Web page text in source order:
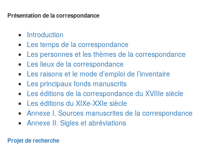
Présentation de la correspondance
Introduction
Les temps de la correspondance
Les personnes et les thèmes de la correspondance
Les lieux de la correspondance
Les raisons et le mode d’emploi de l’inventaire
Les principaux fonds manuscrits
Les éditions de la correspondance du XVIIIe siècle
Les éditions du XIXe-XXIe siècle
Annexe I. Sources manuscrites de la correspondance
Annexe II. Sigles et abréviations
Projet de recherche